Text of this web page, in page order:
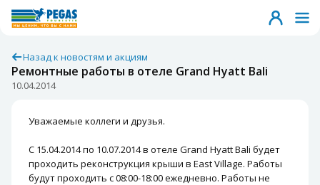
Назад к новостям и акциям
Ремонтные работы в отеле Grand Hyatt Bali
10.04.2014
Уважаемые коллеги и друзья.
С 15.04.2014 по 10.07.2014 в отеле Grand Hyatt Bali будет
проходить реконструкция крыши в East Village. Работы
будут проходить с 08:00-18:00 ежедневно. Работы не